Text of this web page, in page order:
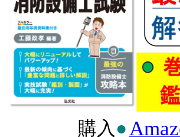
購入 ●